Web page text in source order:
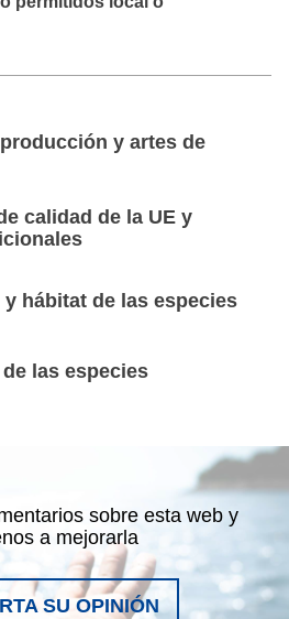
y artes de
calidad de la UE y
hábitat de las especies
las especies
sobre esta web y
a mejorarla
SU OPINIÓN